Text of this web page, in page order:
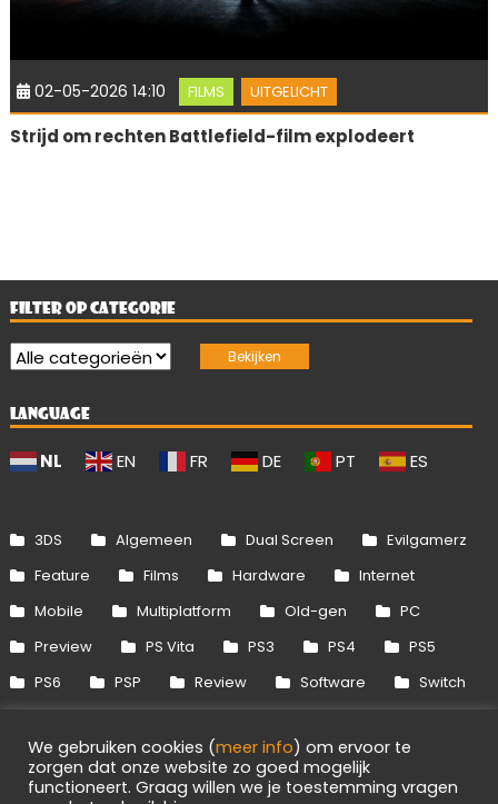
02-05-2026 14:10 FILMS UITGELICHT
Strijd om rechten Battlefield-film explodeert
FILTER OP CATEGORIE
LANGUAGE
NL EN FR DE PT ES
3DS Algemeen Dual Screen
Evilgamerz
Feature
Films Hardware
Internet
Mobile
Multiplatform Old-gen
PC
Preview
PS Vita PS3 PS4
PS5
PS6
PSP Review Software
Switch
Xbox 360
Xbox One Xbox Series
We gebruiken cookies (meer info) om ervoor te
zorgen dat onze website zo goed mogelijk
functioneert. Graag willen we je toestemming vragen